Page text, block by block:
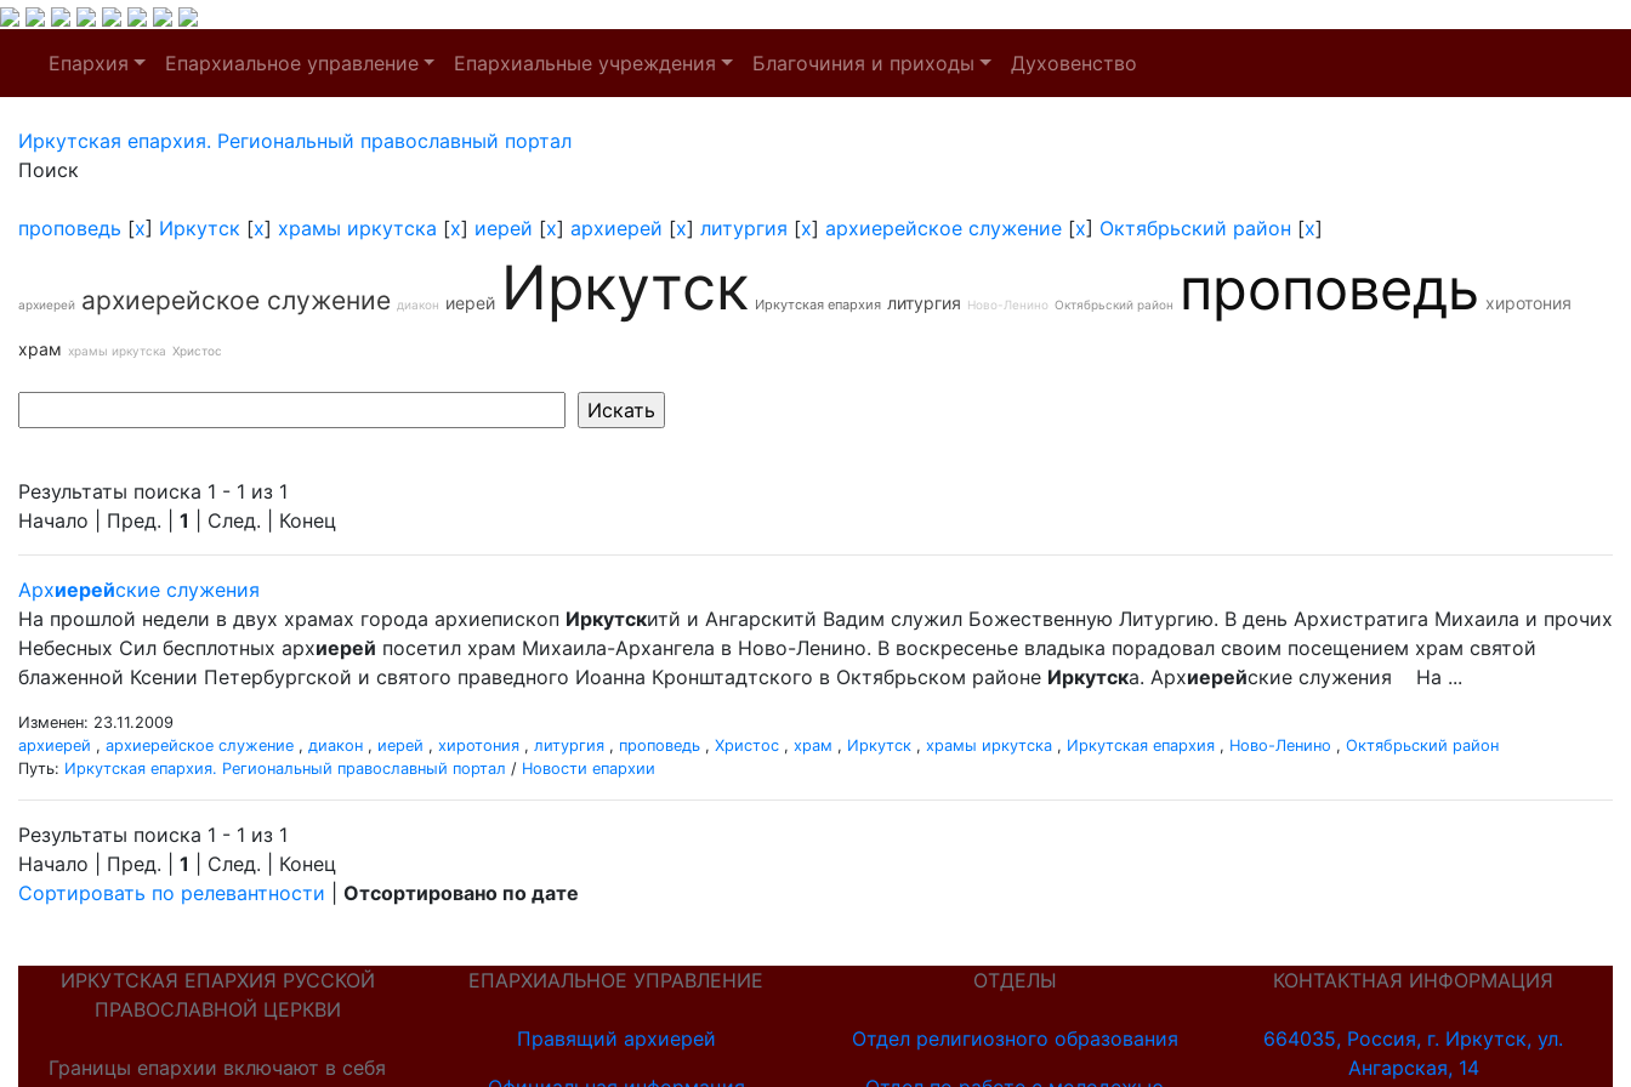
Епархия Епархиальное управление Епархиальные учреждения Благочиния и приходы Духовенство
Иркутская епархия. Региональный православный портал
Поиск
проповедь [x] Иркутск [x] храмы иркутска [x] иерей [x] архиерей [x] литургия [x] архиерейское служение [x] Октябрьский район [x]
архиерей архиерейское служение диакон иерей Иркутск Иркутская епархия литургия Ново-Ленино Октябрьский район проповедь хиротония
храм храмы иркутска Христос
Результаты поиска 1 - 1 из 1
Начало | Пред. | 1 | След. | Конец
Архиерейские служения
На прошлой недели в двух храмах города архиепископ Иркутскитй и Ангарскитй Вадим служил Божественную Литургию. В день Архистратига Михаила и прочих
Небесных Сил бесплотных архиерей посетил храм Михаила-Архангела в Ново-Ленино. В воскресенье владыка порадовал своим посещением храм святой
блаженной Ксении Петербургской и святого праведного Иоанна Кронштадтского в Октябрьском районе Иркутска. Архиерейские служения На ...
Изменен: 23.11.2009
архиерей , архиерейское служение , диакон , иерей , хиротония , литургия , проповедь , Христос , храм , Иркутск , храмы иркутска , Иркутская епархия , Ново-Ленино , Октябрьский район
Путь: Иркутская епархия. Региональный православный портал / Новости епархии
Результаты поиска 1 - 1 из 1
Начало | Пред. | 1 | След. | Конец
Сортировать по релевантности
Отсортировано по дате
ИРКУТСКАЯ ЕПАРХИЯ РУССКОЙ
ПРАВОСЛАВНОЙ ЦЕРКВИ
Границы епархии включают в себя
ЕПАРХИАЛЬНОЕ УПРАВЛЕНИЕ
Правящий архиерей
ОТДЕЛЫ
Отдел религиозного образования
КОНТАКТНАЯ ИНФОРМАЦИЯ
664035, Россия, г. Иркутск, ул.
Ангарская, 14